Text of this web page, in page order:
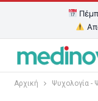
Αρχική Ψυχολογία -